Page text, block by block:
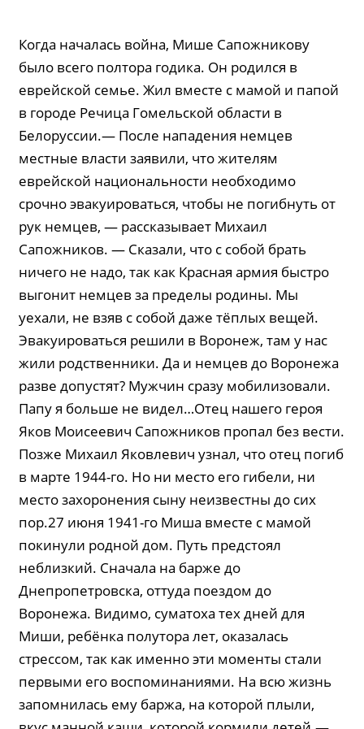
Когда началась война, Мише Сапожникову
было всего полтора годика. Он родился в
еврейской семье. Жил вместе с мамой и папой
в городе Речица Гомельской области в
Белоруссии.— После нападения немцев
местные власти заявили, что жителям
еврейской национальности необходимо
срочно эвакуироваться, чтобы не погибнуть от
рук немцев, — рассказывает Михаил
Сапожников. — Сказали, что с собой брать
ничего не надо, так как Красная армия быстро
выгонит немцев за пределы родины. Мы
уехали, не взяв с собой даже тёплых вещей.
Эвакуироваться решили в Воронеж, там у нас
жили родственники. Да и немцев до Воронежа
разве допустят? Мужчин сразу мобилизовали.
Папу я больше не видел…Отец нашего героя
Яков Моисеевич Сапожников пропал без вести.
Позже Михаил Яковлевич узнал, что отец погиб
в марте 1944-го. Но ни место его гибели, ни
место захоронения сыну неизвестны до сих
пор.27 июня 1941-го Миша вместе с мамой
покинули родной дом. Путь предстоял
неблизкий. Сначала на барже до
Днепропетровска, оттуда поездом до
Воронежа. Видимо, суматоха тех дней для
Миши, ребёнка полутора лет, оказалась
стрессом, так как именно эти моменты стали
первыми его воспоминаниями. На всю жизнь
запомнилась ему баржа, на которой плыли,